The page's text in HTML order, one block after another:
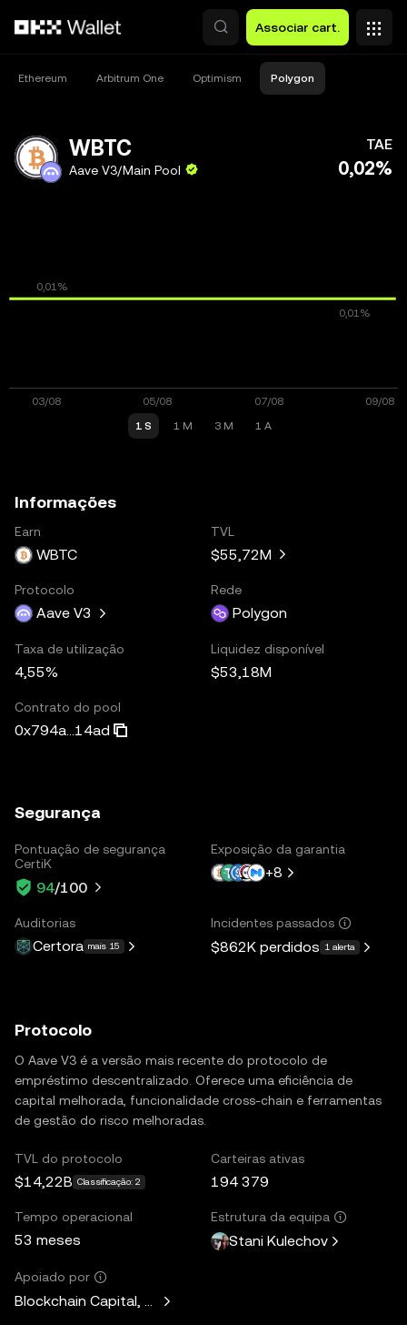
Associar cart.
Ethereum Arbitrum One Optimism Polygon
WBTC
Aave V3/Main Pool
TAE
0,02%
1 S 1 M 3 M 1 A
Informações
Earn
WBTC
TVL
$55,72M
Protocolo
Aave V3
Rede
Polygon
Taxa de utilização
4,55%
Liquidez disponível
$53,18M
Contrato do pool
0x794a...14ad
Segurança
Pontuação de segurança
CertiK
94/100
Exposição da garantia
+8
Auditorias
Certora mais 15
Incidentes passados
$862K perdidos 1 alerta
Protocolo
O Aave V3 é a versão mais recente do protocolo de
empréstimo descentralizado. Oferece uma eficiência de
capital melhorada, funcionalidade cross-chain e ferramentas
de gestão do risco melhoradas.
TVL do protocolo
$14,22B Classificação: 2
Carteiras ativas
194 379
Tempo operacional
53 meses
Estrutura da equipa
Stani Kulechov
Apoiado por
Blockchain Capital, Standard Crypto, Blockchain.com